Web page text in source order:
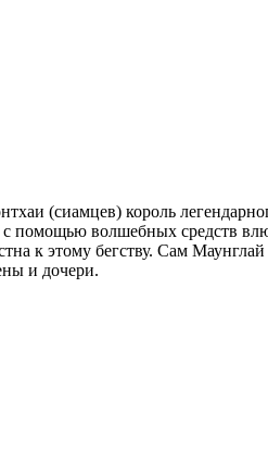
(сиамцев) король
помощью волшебных средств
к этому бегству. Сам
и дочери.